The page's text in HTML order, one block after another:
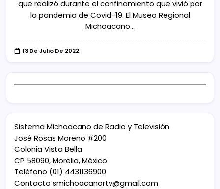
que realizó durante el confinamiento que vivió por
la pandemia de Covid-19. El Museo Regional
Michoacano…
13 De Julio De 2022
Sistema Michoacano de Radio y Televisión
José Rosas Moreno #200
Colonia Vista Bella
CP 58090, Morelia, México
Teléfono (01) 4431136900
Contacto smichoacanortv@gmail.com